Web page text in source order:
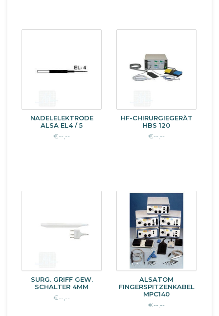
NADELELEKTRODE
ALSA EL4 / 5
€--,--
HF-CHIRURGIEGERÄT
HBS 120
€--,--
SURG. GRIFF GEW.
SCHALTER 4MM
€--,--
ALSATOM
FINGERSPITZENKABEL
MPC140
€--,--